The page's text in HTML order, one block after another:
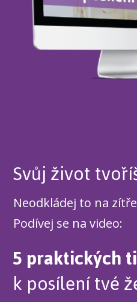
Svůj život
Neodkládej to na
Podívej se na video:
5 praktických
k posílení tvé